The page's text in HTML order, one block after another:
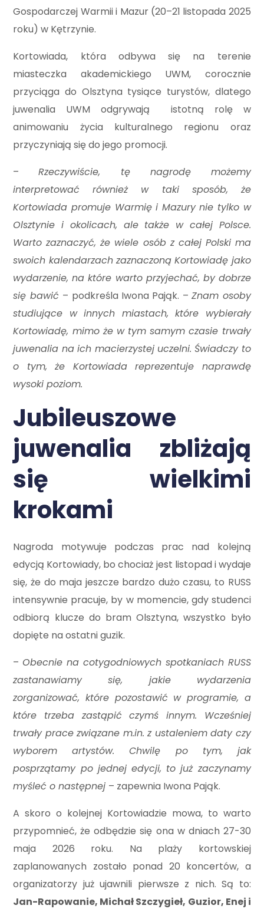
Gospodarczej Warmii i Mazur (20–21 listopada 2025
roku) w Kętrzynie.
Kortowiada, która odbywa się na terenie
miasteczka akademickiego UWM, corocznie
przyciąga do Olsztyna tysiące turystów, dlatego
juwenalia UWM odgrywają istotną rolę w
animowaniu życia kulturalnego regionu oraz
przyczyniają się do jego promocji.
–Rzeczywiście, tę nagrodę możemy
interpretować również w taki sposób, że
Kortowiada promuje Warmię i Mazury nie tylko w
Olsztynie i okolicach, ale także w całej Polsce.
Warto zaznaczyć, że wiele osób z całej Polski ma
swoich kalendarzach zaznaczoną Kortowiadę jako
wydarzenie, na które warto przyjechać, by dobrze
się bawić – podkreśla Iwona Pająk. –Znam osoby
studiujące w innych miastach, które wybierały
Kortowiadę, mimo że w tym samym czasie trwały
juwenalia na ich macierzystej uczelni. Świadczy to
o tym, że Kortowiada reprezentuje naprawdę
wysoki poziom.
Jubileuszowe
juwenalia zbliżają
się wielkimi
krokami
Nagroda motywuje podczas prac nad kolejną
edycją Kortowiady, bo chociaż jest listopad i wydaje
się, że do maja jeszcze bardzo dużo czasu, to RUSS
intensywnie pracuje, by w momencie, gdy studenci
odbiorą klucze do bram Olsztyna, wszystko było
dopięte na ostatni guzik.
– Obecnie na cotygodniowych spotkaniach RUSS
zastanawiamy się, jakie wydarzenia
zorganizować, które pozostawić w programie, a
które trzeba zastąpić czymś innym. Wcześniej
trwały prace związane m.in. z ustaleniem daty czy
wyborem artystów. Chwilę po tym, jak
posprzątamy po jednej edycji, to już zaczynamy
myśleć o następnej – zapewnia Iwona Pająk.
A skoro o kolejnej Kortowiadzie mowa, to warto
przypomnieć, że odbędzie się ona w dniach 27-30
maja 2026 roku. Na plaży kortowskiej
zaplanowanych zostało ponad 20 koncertów, a
organizatorzy już ujawnili pierwsze z nich. Są to:
Jan-Rapowanie, Michał Szczygieł, Guzior, Enej i